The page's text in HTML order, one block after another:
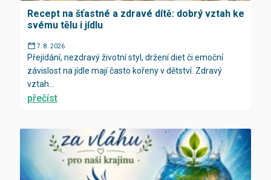
Recept na šťastné a zdravé dítě: dobrý vztah ke
svému tělu i jídlu
7. 8. 2026
Přejídání, nezdravý životní styl, držení diet či emoční
závislost na jídle mají často kořeny v dětství. Zdravý
vztah...
přečíst